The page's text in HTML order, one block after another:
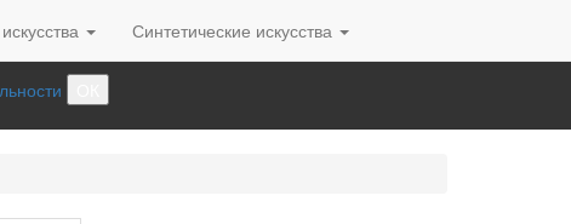
Синтетические искусства